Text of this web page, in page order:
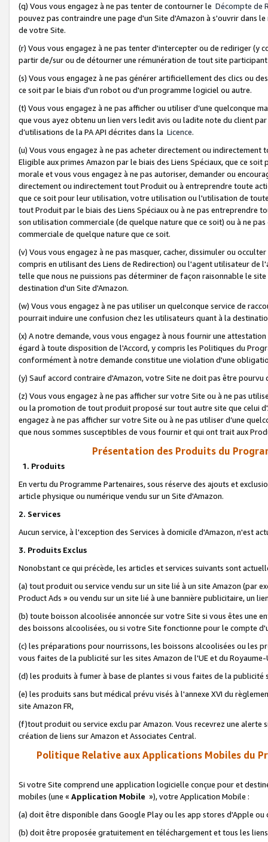
(q) Vous vous engagez à ne pas tenter de contourner le Décompte de
pouvez pas contraindre une page d'un Site d'Amazon à s'ouvrir dans
de votre Site.
(r) Vous vous engagez à ne pas tenter d'intercepter ou de rediriger
partir de/sur ou de détourner une rémunération de tout site
(s) Vous vous engagez à ne pas générer artificiellement des clics ou
ce soit par le biais d'un robot ou d'un programme logiciel ou autre.
(t) Vous vous engagez à ne pas afficher ou utiliser d’une quelconque
que vous ayez obtenu un lien vers ledit avis ou ladite note du client
d’utilisations de la PA API décrites dans la Licence.
(u) Vous vous engagez à ne pas acheter directement ou
Eligible aux primes Amazon par le biais des Liens Spéciaux, que ce
morale et vous vous engagez à ne pas autoriser, demander ou
directement ou indirectement tout Produit ou à entreprendre toute
que ce soit pour leur utilisation, votre utilisation ou l'utilisation de
tout Produit par le biais des Liens Spéciaux ou à ne pas entreprendre
son utilisation commerciale (de quelque nature que ce soit) ou à ne
commerciale de quelque nature que ce soit.
(v) Vous vous engagez à ne pas masquer, cacher, dissimuler ou
compris en utilisant des Liens de Redirection) ou l'agent utilisateur
telle que nous ne puissions pas déterminer de façon raisonnable le
destination d'un Site d'Amazon.
(w) Vous vous engagez à ne pas utiliser un quelconque service de
pourrait induire une confusion chez les utilisateurs quant à la
(x) A notre demande, vous vous engagez à nous fournir une
égard à toute disposition de l'Accord, y compris les Politiques du
conformément à notre demande constitue une violation d'une
(y) Sauf accord contraire d'Amazon, votre Site ne doit pas être
(z) Vous vous engagez à ne pas afficher sur votre Site ou à ne pas
ou la promotion de tout produit proposé sur tout autre site que celui
engagez à ne pas afficher sur votre Site ou à ne pas utiliser d’une
que nous sommes susceptibles de vous fournir et qui ont trait aux
Présentation des Produits du
1. Produits
En vertu du Programme Partenaires, sous réserve des ajouts et
article physique ou numérique vendu sur un Site d'Amazon.
2. Services
Aucun service, à l'exception des Services à domicile d'Amazon, n'est
3. Produits Exclus
Nonobstant ce qui précède, les articles et services suivants sont
(a) tout produit ou service vendu sur un site lié à un site Amazon (par
Product Ads » ou vendu sur un site lié à une bannière publicitaire, un
(b) toute boisson alcoolisée annoncée sur votre Site si vous êtes une
des boissons alcoolisées, ou si votre Site fonctionne pour le compte
(c) les préparations pour nourrissons, les boissons alcoolisées ou les
vous faites de la publicité sur les sites Amazon de l'UE et du Royaume-
(d) les produits à fumer à base de plantes si vous faites de la publicité
(e) les produits sans but médical prévu visés à l'annexe XVI du
site Amazon FR,
(f)tout produit ou service exclu par Amazon. Vous recevrez une alerte
création de liens sur Amazon et Associates Central.
Politique Relative aux Applications Mobiles du
Si votre Site comprend une application logicielle conçue pour et
mobiles (une « Application Mobile »), votre Application Mobile :
(a) doit être disponible dans Google Play ou les app stores d'Apple ou
(b) doit être proposée gratuitement en téléchargement et tous les